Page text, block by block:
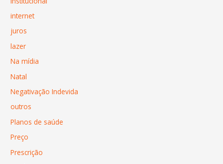
internet
juros
lazer
Na mídia
Natal
Negativação Indevida
outros
Planos de saúde
Preço
Prescrição